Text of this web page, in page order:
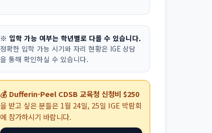
※ 입학 가능 여부는 학년별로 다를 수 있습니다.
정확한 입학 가능 시기와 자리 현황은 IGE 상담
을 통해 확인하실 수 있습니다.
💰 Dufferin-Peel CDSB 교육청 신청비 $250
을 받고 싶은 분들은 1월 24일, 25일 IGE 박람회
에 참가하시기 바랍니다.